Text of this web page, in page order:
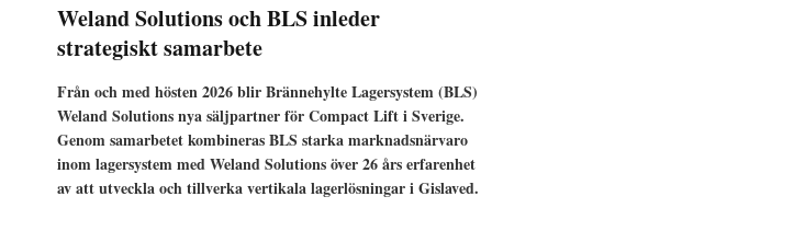
Weland Solutions och BLS inleder
strategiskt samarbete
Från och med hösten 2026 blir Brännehylte Lagersystem (BLS)
Weland Solutions nya säljpartner för Compact Lift i Sverige.
Genom samarbetet kombineras BLS starka marknadsnärvaro
inom lagersystem med Weland Solutions över 26 års erfarenhet
av att utveckla och tillverka vertikala lagerlösningar i Gislaved.